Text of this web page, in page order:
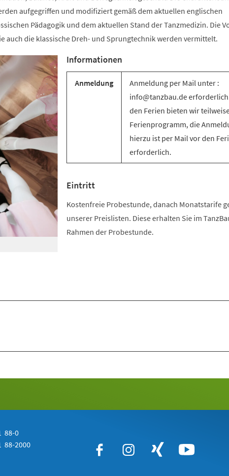
aufgegriffen und modifiziert gemäß dem aktuellen englischen
Pädagogik und dem aktuellen Stand der Tanzmedizin. Die
auch die klassische Dreh- und Sprungtechnik werden vermittelt.
Informationen
Anmeldung
Anmeldung per Mail unter :
info@tanzbau.de
den Ferien bieten wir
Ferienprogramm, die
hierzu ist per Mail vor den
erforderlich.
Eintritt
Kostenfreie Probestunde, danach Monatstarife
unserer Preislisten. Diese erhalten Sie im
Rahmen der Probestunde.
88-0
88-2000